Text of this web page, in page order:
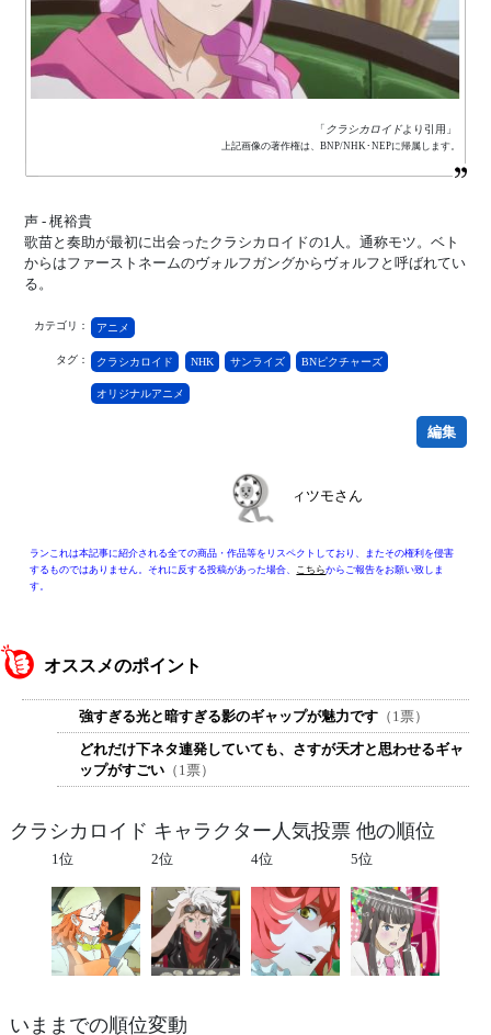
「 クラシカロイドより引用」
上記画像の著作権は、BNP/NHK･NEPに帰属します。
声 - 梶裕貴
歌苗と奏助が最初に出会ったクラシカロイドの1人。通称モツ。ベト
からはファーストネームのヴォルフガングからヴォルフと呼ばれてい
る。
カテゴリ： アニメ
タグ： クラシカロイド NHK サンライズ BNピクチャーズ
オリジナルアニメ
編集
ィツモさん
ランこれは本記事に紹介される全ての商品・作品等をリスペクトしており、またその権利を侵害
するものではありません。それに反する投稿があった場合、
こちらからご報告をお願い致しま
す。
オススメのポイント
強すぎる光と暗すぎる影のギャップが魅力です （1票）
どれだけ下ネタ連発していても、さすが天才と思わせるギャ
ップがすごい （1票）
クラシカロイド キャラクター人気投票 他の順位
1位 2位 4位 5位
いままでの順位変動